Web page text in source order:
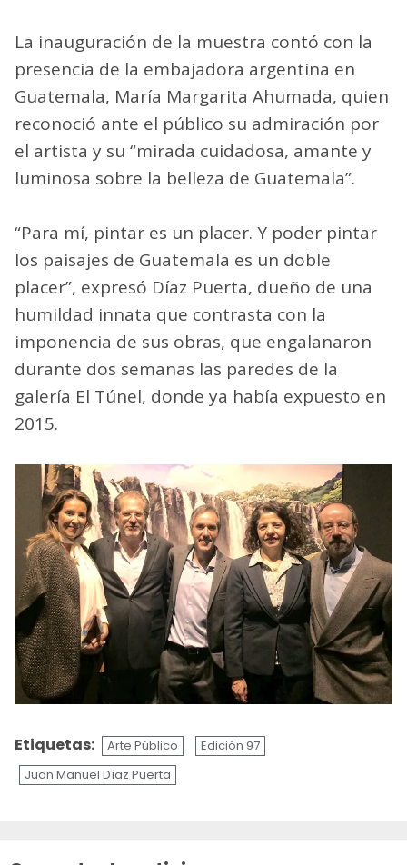
La inauguración de la muestra contó con la
presencia de la embajadora argentina en
Guatemala, María Margarita Ahumada, quien
reconoció ante el público su admiración por
el artista y su “mirada cuidadosa, amante y
luminosa sobre la belleza de Guatemala”.
“Para mí, pintar es un placer. Y poder pintar
los paisajes de Guatemala es un doble
placer”, expresó Díaz Puerta, dueño de una
humildad innata que contrasta con la
imponencia de sus obras, que engalanaron
durante dos semanas las paredes de la
galería El Túnel, donde ya había expuesto en
2015.
Etiquetas: Arte Público
Edición 97
Juan Manuel Díaz Puerta